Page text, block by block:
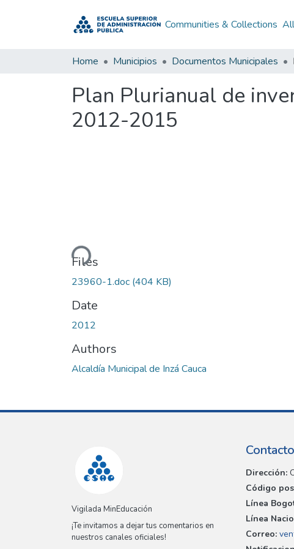
Communities & Collections
Home Municipios Documentos Municipales
Plan Plurianual de
2012-2015
Loading...
Files
23960-1.doc (404 KB)
Date
2012
Authors
Alcaldía Municipal de Inzá Cauca
Vigilada MinEducación
¡Te invitamos a dejar tus comentarios en
nuestros canales oficiales!
Dirección:
Código
Línea
Línea
Correo: